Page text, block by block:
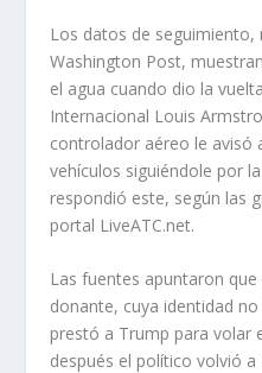
Los datos de seguimiento,
Washington Post,
el agua cuando dio la
Internacional Louis
controlador aéreo le avisó
vehículos siguiéndole por
respondió este, según las
portal LiveATC.net.
Las fuentes apuntaron
donante, cuya identidad
prestó a Trump para volar
después el político volvió a